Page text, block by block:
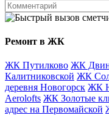
Ремонт в ЖК
ЖК Путилково ЖК
Калитниковской ЖК
деревня Новогорск ЖК
Aerolofts ЖК Золотые
адрес на Первомайской